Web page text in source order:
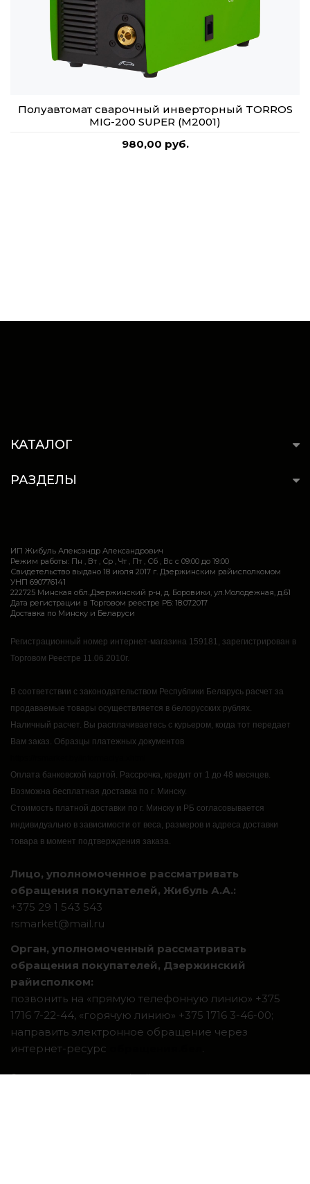
Полуавтомат сварочный инверторный TORROS
MIG-200 SUPER (M2001)
980,00 руб.
КАТАЛОГ
РАЗДЕЛЫ
ИП Жибуль Александр Александрович
Режим работы: Пн , Вт , Ср , Чт , Пт , Сб , Вс c 09:00 до 19:00
Свидетельство выдано 18 июля 2017 г. Дзержинским райисполкомом
УНП 690776141
222725 Минская обл.,Дзержинский р-н, д. Боровики, ул.Молодежная, д.61
Дата регистрации в Торговом реестре РБ: 18.07.2017
Доставка по Минску и Беларуси
Регистрационный номер интернет-магазина 159181, зарегистрирован в
Торговом Реестре 11.06.2010г.
В соответствии с законодательством Республики Беларусь расчет за
продаваемые товары осуществляется в белорусских рублях.
Наличный расчет. Вы расплачиваетесь с курьером, когда тот передает
Вам заказ. Образцы платежных документов
Оплата банковской картой. Рассрочка, кредит от 1 до 48 месяцев.
Возможна бесплатная доставка по г. Минску.
Стоимость платной доставки по г. Минску и РБ согласовывается
индивидуально в зависимости от веса, размеров и адреса доставки
товара в момент подтверждения заказа.
Лицо, уполномоченное рассматривать
обращения покупателей, Жибуль А.А.:
+375 29 1 543 543
rsmarket@mail.ru
Орган, уполномоченный рассматривать
обращения покупателей, Дзержинский
райисполком:
позвонить на «прямую телефонную линию» +375
1716 7-22-44, «горячую линию» +375 1716 3-46-00;
направить электронное обращение через
интернет-ресурс
.
Система интернет-магазинов beseller